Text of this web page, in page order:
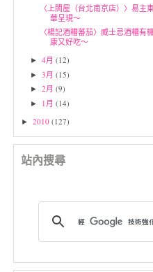
〈上閤屋（台北南京店）〉易主
華呈現～
〈楊記酒糟蕃茄〉威士忌酒糟有
康又好吃～
►4月(12)
►3月(15)
►2月(9)
► 1月(14)
► 2010 (127)
站內搜尋